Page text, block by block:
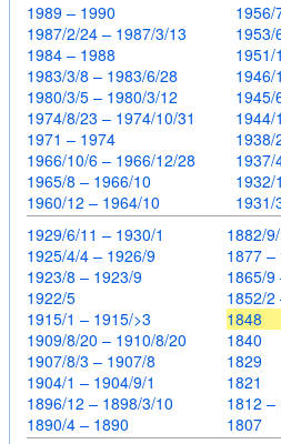
1989 – 1990
1987/2/24 – 1987/3/13
1984 – 1988
1983/3/8 – 1983/6/28
1980/3/5 – 1980/3/12
1974/8/23 – 1974/10/31
1971 – 1974
1966/10/6 – 1966/12/28
1965/8 – 1966/10
1960/12 – 1964/10
1956/
1953/
1951/
1946/
1945/
1944/
1938/
1937/
1932/
1931/
1929/6/11 – 1930/1
1925/4/4 – 1926/9
1923/8 – 1923/9
1922/5
1915/1 – 1915/>3
1909/8/20 – 1910/8/20
1907/8/3 – 1907/8
1904/1 – 1904/9/1
1896/12 – 1898/3/10
1890/4 – 1890
1882/
1877 –
1865/9
1852/2
1848
1840
1829
1821
1812 –
1807